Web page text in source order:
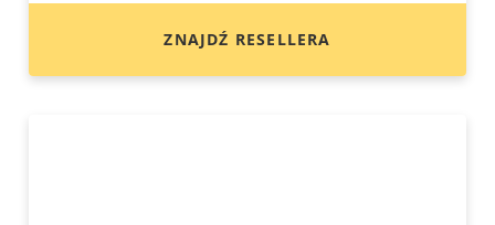
ZNAJDŹ RESELLERA